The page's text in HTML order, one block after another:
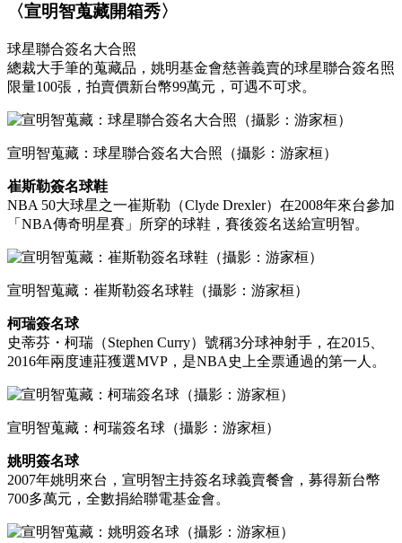
〈宣明智蒐藏開箱秀〉
球星聯合簽名大合照
總裁大手筆的蒐藏品，姚明基金會慈善義賣的球星聯合簽名照
限量100張，拍賣價新台幣99萬元，可遇不可求。
宣明智蒐藏：球星聯合簽名大合照（攝影：游家桓）
崔斯勒簽名球鞋
NBA 50大球星之一崔斯勒（Clyde Drexler）在2008年來台參加
「NBA傳奇明星賽」所穿的球鞋，賽後簽名送給宣明智。
宣明智蒐藏：崔斯勒簽名球鞋（攝影：游家桓）
柯瑞簽名球
史蒂芬・柯瑞（Stephen Curry）號稱3分球神射手，在2015、
2016年兩度連莊獲選MVP，是NBA史上全票通過的第一人。
宣明智蒐藏：柯瑞簽名球（攝影：游家桓）
姚明簽名球
2007年姚明來台，宣明智主持簽名球義賣餐會，募得新台幣
700多萬元，全數捐給聯電基金會。